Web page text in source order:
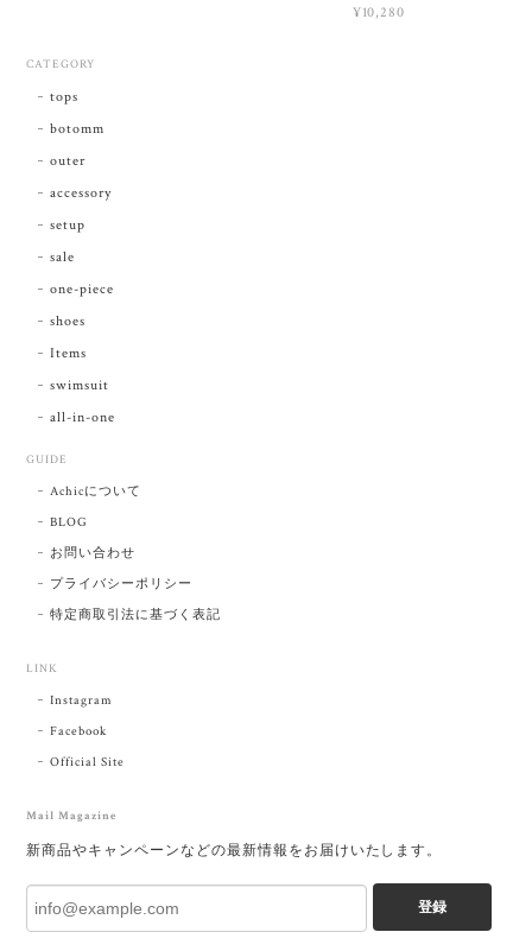
¥10,280
CATEGORY
tops
botomm
outer
accessory
setup
sale
one-piece
shoes
Items
swimsuit
all-in-one
GUIDE
Achicについて
BLOG
お問い合わせ
プライバシーポリシー
特定商取引法に基づく表記
LINK
Instagram
Facebook
Official Site
Mail Magazine
新商品やキャンペーンなどの最新情報をお届けいたします。
登録